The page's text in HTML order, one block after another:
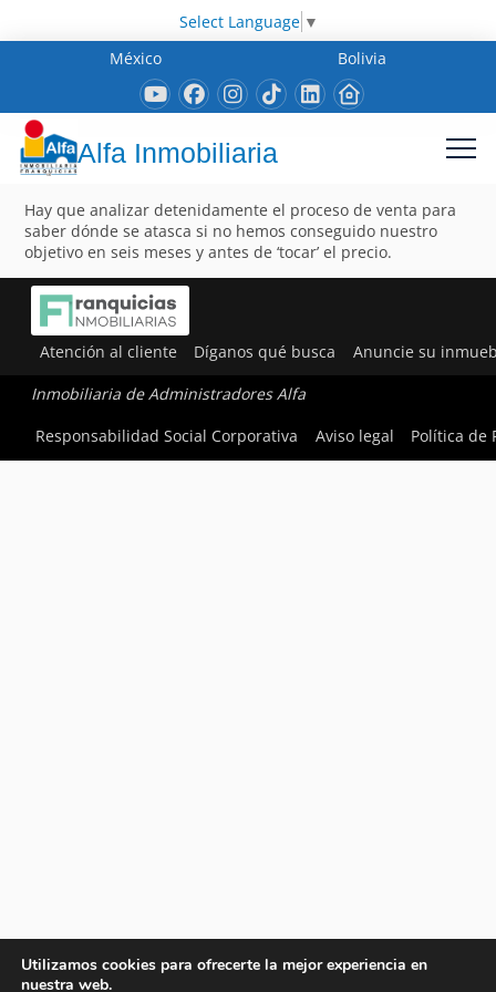
Select Language ▼
México
Bolivia
Alfa Inmobiliaria
Hay que analizar detenidamente el proceso de venta para
saber dónde se atasca si no hemos conseguido nuestro
objetivo en seis meses y antes de ‘tocar’ el precio.
Atención al cliente Díganos qué busca Anuncie su
Inmobiliaria de Administradores Alfa
Responsabilidad Social Corporativa
Aviso legal Política de
Utilizamos cookies para ofrecerte la mejor experiencia en
nuestra web.